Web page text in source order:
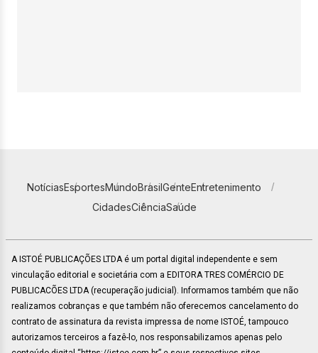
NotíciasEsportesMundoBrasilGenteEntretenimento
CidadesCiênciaSaúde
A ISTOÉ PUBLICAÇÕES LTDA é um portal digital independente e sem
vinculação editorial e societária com a EDITORA TRES COMÉRCIO DE
PUBLICACÕES LTDA (recuperação judicial). Informamos também que não
realizamos cobranças e que também não oferecemos cancelamento do
contrato de assinatura da revista impressa de nome ISTOÉ, tampouco
autorizamos terceiros a fazê-lo, nos responsabilizamos apenas pelo